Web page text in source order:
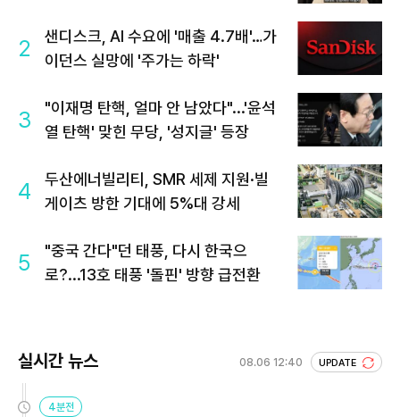
2
샌디스크, AI 수요에 '매출 4.7배'…가
이던스 실망에 '주가는 하락'
3
"이재명 탄핵, 얼마 안 남았다"...'윤석
열 탄핵' 맞힌 무당, '성지글' 등장
4
두산에너빌리티, SMR 세제 지원·빌
게이츠 방한 기대에 5%대 강세
5
"중국 간다"던 태풍, 다시 한국으
로?...13호 태풍 '돌핀' 방향 급전환
실시간 뉴스 08.06 12:40 UPDATE
4분전